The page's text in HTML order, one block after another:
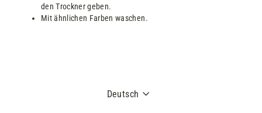
den Trockner geben.
Mit ähnlichen Farben waschen.
Deutsch